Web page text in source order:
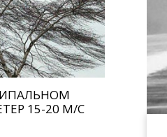
15-20 М/С